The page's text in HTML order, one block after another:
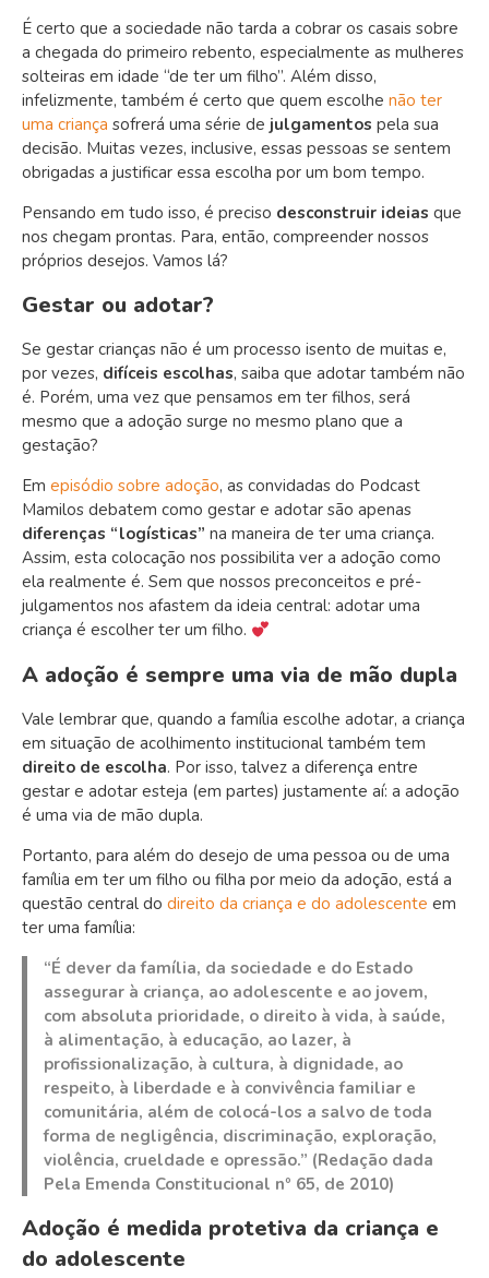
É certo que a sociedade não tarda a cobrar os casais sobre
a chegada do primeiro rebento, especialmente as mulheres
solteiras em idade “de ter um filho”. Além disso,
infelizmente, também é certo que quem escolhe não ter
uma criança sofrerá uma série de julgamentos pela sua
decisão. Muitas vezes, inclusive, essas pessoas se sentem
obrigadas a justificar essa escolha por um bom tempo.
Pensando em tudo isso, é preciso desconstruir ideias que
nos chegam prontas. Para, então, compreender nossos
próprios desejos. Vamos lá?
Gestar ou adotar?
Se gestar crianças não é um processo isento de muitas e,
por vezes, difíceis escolhas, saiba que adotar também não
é. Porém, uma vez que pensamos em ter filhos, será
mesmo que a adoção surge no mesmo plano que a
gestação?
Em episódio sobre adoção, as convidadas do Podcast
Mamilos debatem como gestar e adotar são apenas
diferenças “logísticas” na maneira de ter uma criança.
Assim, esta colocação nos possibilita ver a adoção como
ela realmente é. Sem que nossos preconceitos e pré-
julgamentos nos afastem da ideia central: adotar uma
criança é escolher ter um filho.
A adoção é sempre uma via de mão dupla
Vale lembrar que, quando a família escolhe adotar, a criança
em situação de acolhimento institucional também tem
direito de escolha. Por isso, talvez a diferença entre
gestar e adotar esteja (em partes) justamente aí: a adoção
é uma via de mão dupla.
Portanto, para além do desejo de uma pessoa ou de uma
família em ter um filho ou filha por meio da adoção, está a
questão central do direito da criança e do adolescente em
ter uma família:
“É dever da família, da sociedade e do Estado
assegurar à criança, ao adolescente e ao jovem,
com absoluta prioridade, o direito à vida, à saúde,
à alimentação, à educação, ao lazer, à
profissionalização, à cultura, à dignidade, ao
respeito, à liberdade e à convivência familiar e
comunitária, além de colocá-los a salvo de toda
forma de negligência, discriminação, exploração,
violência, crueldade e opressão.” (Redação dada
Pela Emenda Constitucional nº 65, de 2010)
Adoção é medida protetiva da criança e
do adolescente